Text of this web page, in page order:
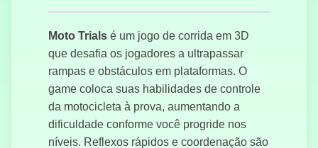
Perseguição
Deriva
Guerrilhas.io
Moto Trials é um jogo de corrida em 3D
que desafia os jogadores a ultrapassar
rampas e obstáculos em plataformas. O
game coloca suas habilidades de controle
da motocicleta à prova, aumentando a
dificuldade conforme você progride nos
níveis. Reflexos rápidos e coordenação são